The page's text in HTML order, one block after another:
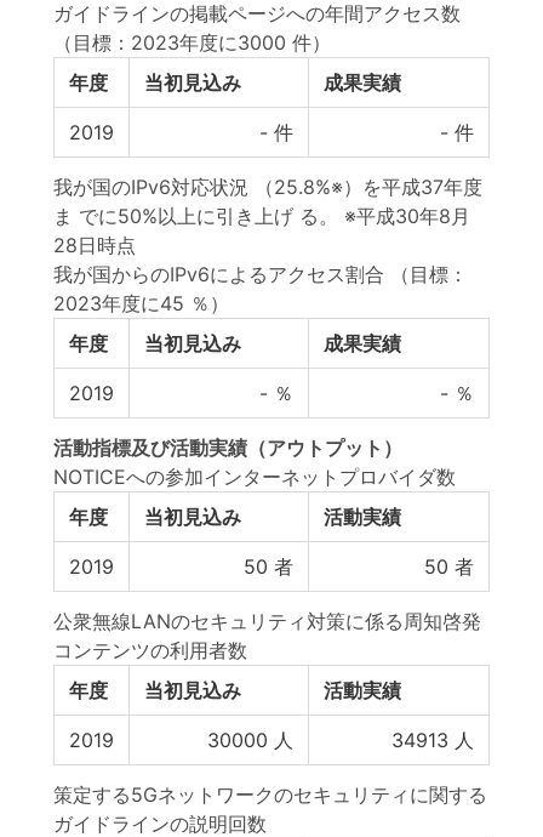
ガイドラインの掲載ページへの年間アクセス数
（目標：2023年度に3000 件）
年度
当初見込み 成果実績
2019 - 件 - 件
我が国のIPv6対応状況 （25.8%※）を平成37年度
ま でに50%以上に引き上げ る。 ※平成30年8月
28日時点
我が国からのIPv6によるアクセス割合
（目標：
2023年度に45 ％）
年度
当初見込み 成果実績
2019 - ％ - ％
活動指標及び活動実績 （アウトプット）
NOTICEへの参加インターネットプロバイダ数
年度
当初見込み 活動実績
2019 50 者 50 者
公衆無線LANのセキュリティ対策に係る周知啓発
コンテンツの利用者数
年度
当初見込み 活動実績
2019 30000 人 34913 人
策定する5Gネットワークのセキュリティに関する
ガイドラインの説明回数